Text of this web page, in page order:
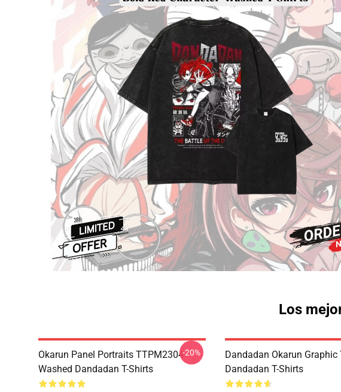
Los
Okarun Panel Portraits TTPM2304
Washed Dandadan T-Shirts
-20%
Dandadan Okarun Graphic
Dandadan T-Shirts